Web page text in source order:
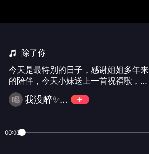
除了你
今天是最特别的日子，感谢姐姐多年来
的陪伴，今天小妹送上一首祝福歌，除
了你，祝姐姐的生日快乐，家庭永远幸
福辉煌腾达。2026年钱财广进。小妹爱
你哦，么么哒🎂🎂🎂👑👑👑
我没醉✨邓夕✨168✨美💞
00:00